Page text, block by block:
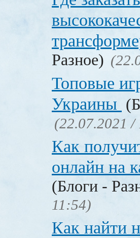
Разное)
Топовые
Украины
(22.07.2021 /
Как
онлайн на
(Блоги -
11:54)
Как найти